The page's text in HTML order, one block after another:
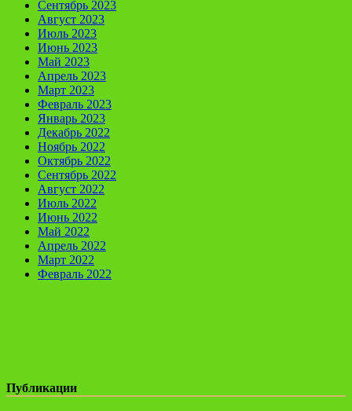
Сентябрь 2023
Август 2023
Июль 2023
Июнь 2023
Май 2023
Апрель 2023
Март 2023
Февраль 2023
Январь 2023
Декабрь 2022
Ноябрь 2022
Октябрь 2022
Сентябрь 2022
Август 2022
Июль 2022
Июнь 2022
Май 2022
Апрель 2022
Март 2022
Февраль 2022
Публикации